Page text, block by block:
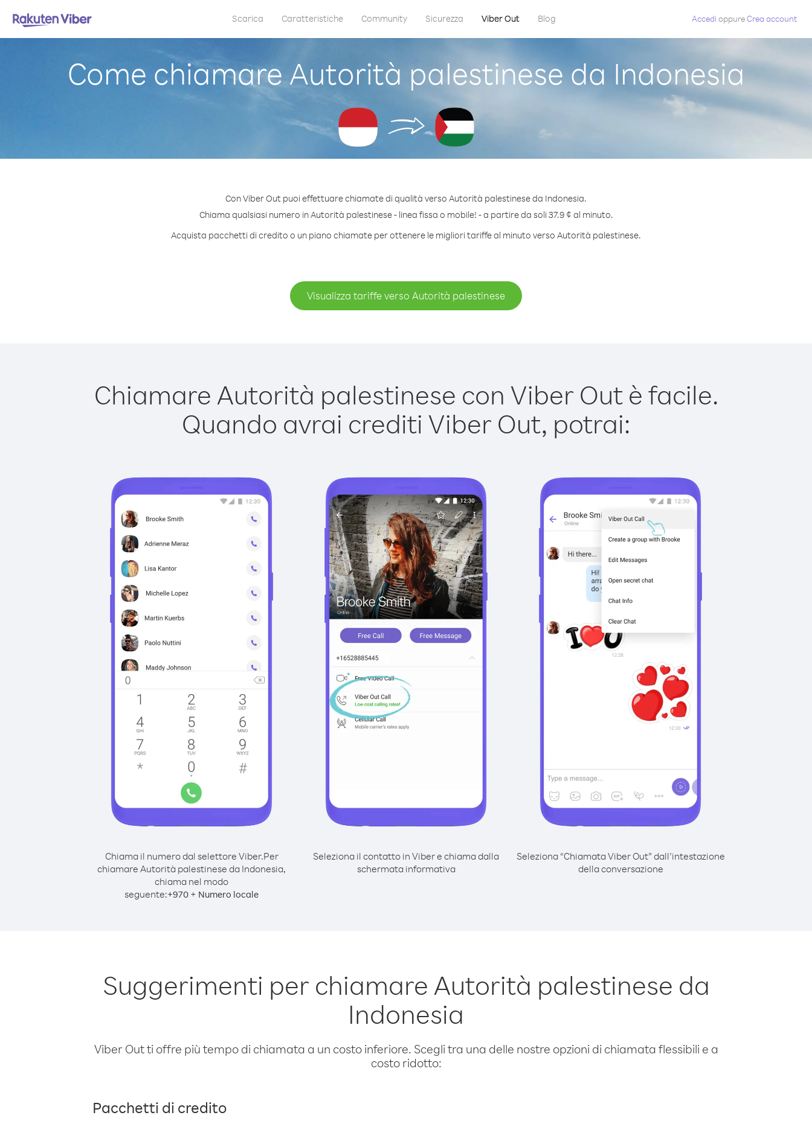
Scarica Caratteristiche Community Sicurezza Viber Out Blog Accedi oppureCrea account
Come chiamare Autorità palestinese da Indonesia
Con Viber Out puoi effettuare chiamate di qualità verso Autorità palestinese da Indonesia.
Chiama qualsiasi numero in Autorità palestinese - linea fissa o mobile! - a partire da soli 37.9 ¢ al minuto.
Acquista pacchetti di credito o un piano chiamate per ottenere le migliori tariffe al minuto verso Autorità palestinese.
Visualizza tariffe verso Autorità palestinese
Chiamare Autorità palestinese con Viber Out è facile.
Quando avrai crediti Viber Out, potrai:
Chiama il numero dal selettore Viber.Per
chiamare Autorità palestinese da Indonesia,
chiama nel modo
seguente:+970 + Numero locale
Seleziona il contatto in Viber e chiama dalla
schermata informativa
Seleziona “Chiamata Viber Out” dall’intestazione
della conversazione
Suggerimenti per chiamare Autorità palestinese da
Indonesia
Viber Out ti offre più tempo di chiamata a un costo inferiore. Scegli tra una delle nostre opzioni di chiamata flessibili e a
costo ridotto:
Pacchetti di credito